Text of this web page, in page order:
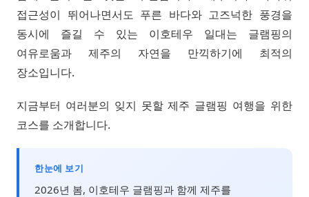
접근성이 뛰어나면서도 푸른 바다와 고즈넉한 풍경을
동시에 즐길 수 있는 이호테우 일대는 글램핑의
여유로움과 제주의 자연을 만끽하기에 최적의
장소입니다.
지금부터 여러분의 잊지 못할 제주 글램핑 여행을 위한
코스를 소개합니다.
한눈에 보기
2026년 봄, 이호테우 글램핑과 함께 제주를